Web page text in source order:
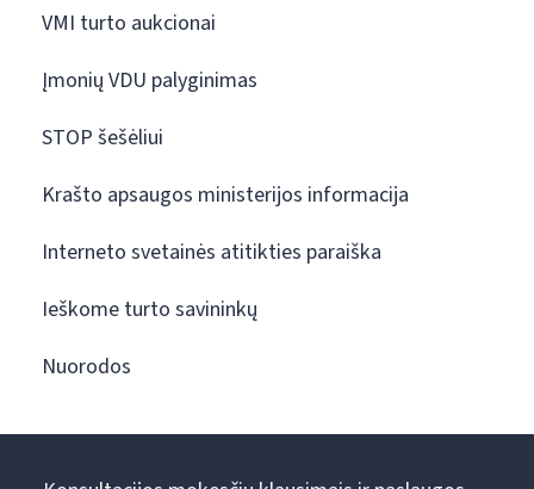
VMI turto aukcionai
Įmonių VDU palyginimas
STOP šešėliui
Krašto apsaugos ministerijos informacija
Interneto svetainės atitikties paraiška
Ieškome turto savininkų
Nuorodos